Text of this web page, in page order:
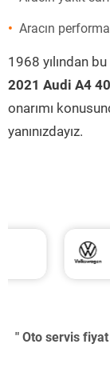
Aracın
1968 yılından
2021 Audi A4
onarımı
yanınızdayız.
2021
" Oto servis